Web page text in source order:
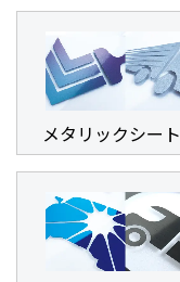
メタリックシート